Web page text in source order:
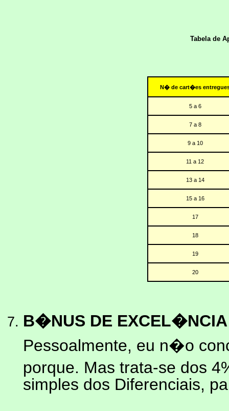
Tabela de
N� de cart�es
5 a 6
7 a 8
9 a 10
11 a 12
13 a 14
15 a 16
17
18
19
20
B�NUS DE EXCEL�NCIA
Pessoalmente, eu n�o
porque. Mas trata-se dos
simples dos Diferenciais,